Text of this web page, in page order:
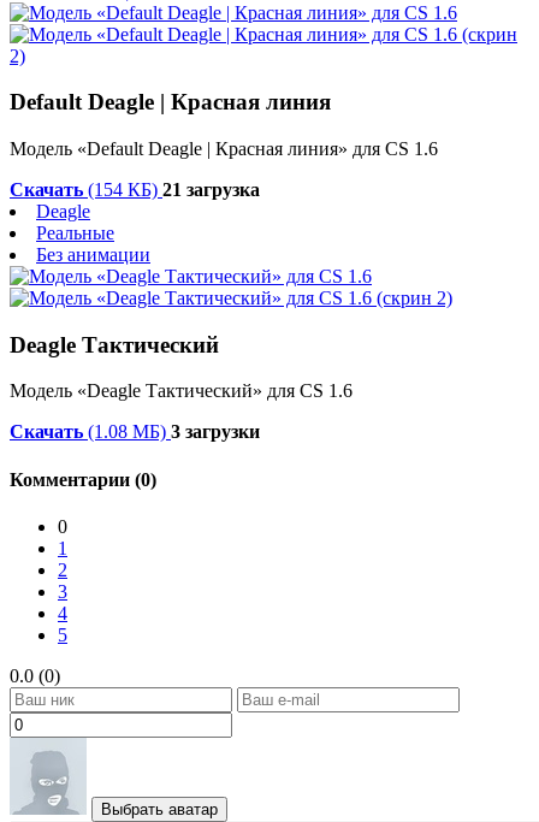
Default Deagle | Красная линия
Модель «Default Deagle | Красная линия» для CS 1.6
Скачать (154 КБ) 21 загрузка
Deagle
Реальные
Без анимации
Deagle Тактический
Модель «Deagle Тактический» для CS 1.6
Скачать (1.08 МБ) 3 загрузки
Комментарии (0)
0
1
2
3
4
5
0.0 (0)
Выбрать аватар